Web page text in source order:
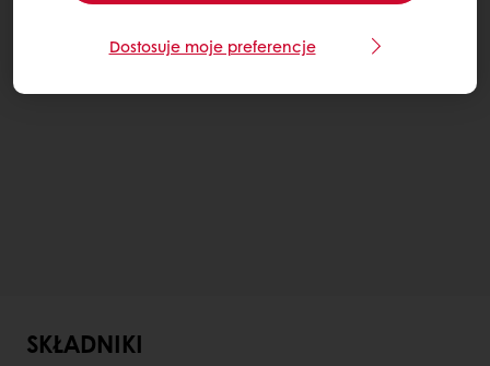
SKŁADNIKI
Dostosuje moje preferencje